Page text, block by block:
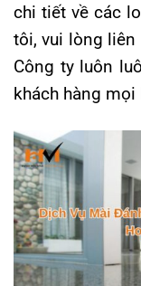
chi tiết về các
tôi, vui lòng liên
Công ty luôn
khách hàng